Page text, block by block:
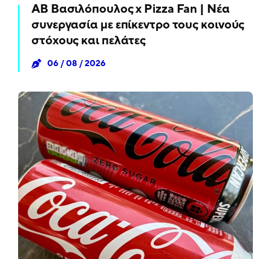
ΑΒ Βασιλόπουλος x Pizza Fan | Νέα
συνεργασία με επίκεντρο τους κοινούς
στόχους και πελάτες
06 / 08 / 2026